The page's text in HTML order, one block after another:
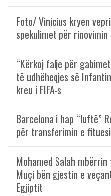
Foto/ Vinicius kryen
spekulimet për rinovimin
“Kërkoj falje për
të udhëheqjes së
kreu i FIFA-s
Barcelona i hap “luftë”
për transferimin e
Mohamed Salah
Muçi bën gjestin e
Egjiptit